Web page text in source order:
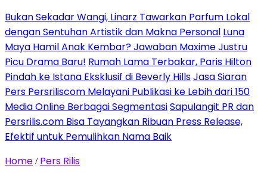
Bukan Sekadar Wangi, Linarz Tawarkan Parfum Lokal
dengan Sentuhan Artistik dan Makna Personal Luna
Maya Hamil Anak Kembar? Jawaban Maxime Justru
Picu Drama Baru! Rumah Lama Terbakar, Paris Hilton
Pindah ke Istana Eksklusif di Beverly HillsJasa Siaran
Pers Persriliscom Melayani Publikasi ke Lebih dari 150
Media Online Berbagai SegmentasiSapulangit PR dan
Persrilis.com Bisa Tayangkan Ribuan Press Release,
Efektif untuk Pemulihkan Nama Baik
Home / Pers Rilis